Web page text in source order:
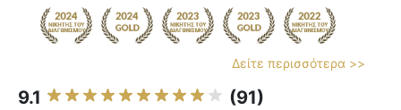
Δείτε περισσότερα >>
9.1 (91)